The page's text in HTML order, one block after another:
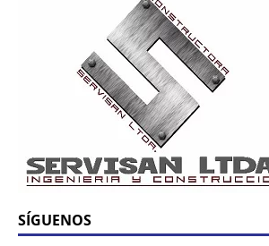
SÍGUENOS